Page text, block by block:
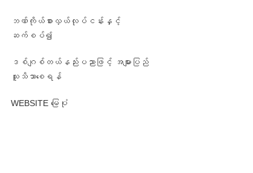
ဘဏ်ကိုယ်စားလှယ်လုပ်ငန်းနှင့်
ဆက်စပ်၍
ဒစ်ဂျစ်တယ်နည်းပညာဖြင့် အများပြည်
သူသိသာစေရန်
WEBSITE မြေပုံ